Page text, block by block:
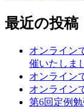
ビ
最近の投稿
オンライン
催いたしま
オンライン
オンライン
第6回定例